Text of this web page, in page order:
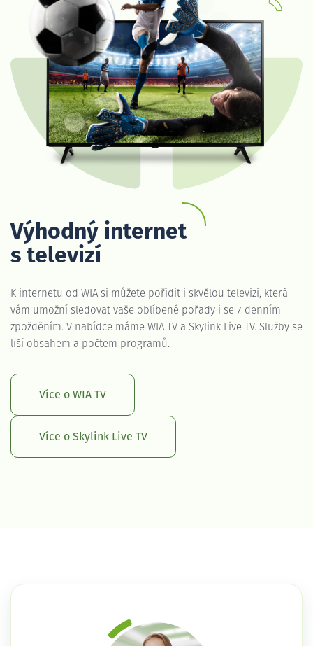
Výhodný internet
s televizí
K internetu od WIA si můžete pořídit i skvělou televizi, která
vám umožní sledovat vaše oblíbené pořady i se 7 denním
zpožděním. V nabídce máme WIA TV a Skylink Live TV. Služby se
liší obsahem a počtem programů.
Více o WIA TV
Více o Skylink Live TV